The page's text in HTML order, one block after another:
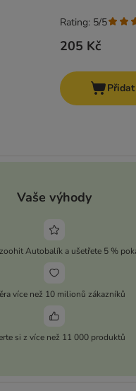
205 Kč
Rating: 5/5
Vaše výhody
Autobalík a ušetřete 5 %
více než 10 milionů zákazníků
si z více než 11 000 produktů